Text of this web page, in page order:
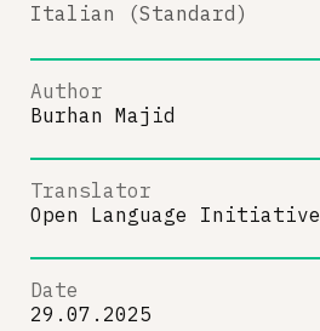
Italian (Standard)
Author
Burhan Majid
Translator
Open Language Initiative
Date
29.07.2025